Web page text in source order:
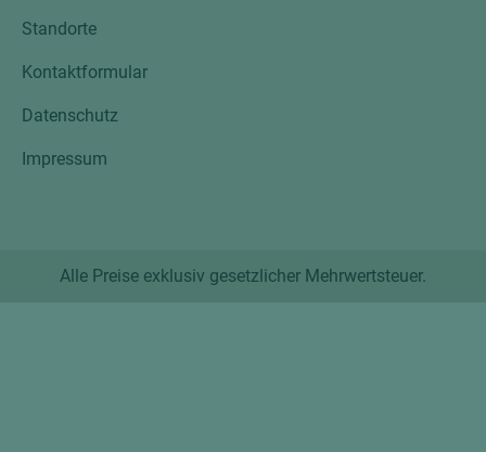
Standorte
Kontaktformular
Datenschutz
Impressum
Alle Preise exklusiv gesetzlicher Mehrwertsteuer.